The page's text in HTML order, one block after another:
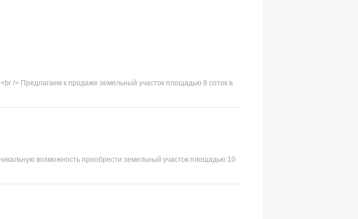
/> Предлагаем к продаже земельный участок площадью 8 соток в
возможность приобрести земельный участок площадью 10